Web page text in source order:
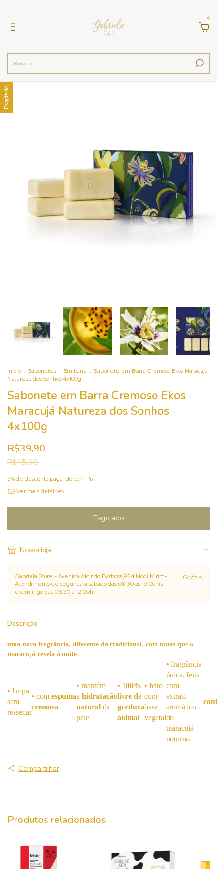
0
Esgotado
Início . Sabonetes . Em barra . Sabonete em Barra Cremoso Ekos Maracujá
Natureza dos Sonhos 4x100g
Sabonete em Barra Cremoso Ekos
Maracujá Natureza dos Sonhos
4x100g
R$39,90
R$45,90
3% de desconto pagando com Pix
Ver mais detalhes
Nossa loja
Gabriela Store - Avenida Alcindo Barbosa,924,Mogi Mirim-
Atendimento de segunda a sábado das 08:30 às 19:00hrs
e domingo das 08:30 à 12:00h
Grátis
Descrição
uma nova fragrância, diferente da tradicional. com notas que o
maracujá revela à noite.
• limpa
sem
ressecar
• com espuma
cremosa
• mantém
a hidratação
natural da
pele
• 100%
livre de
gordura
animal
• feito
com
base
vegetal
• fragrância
única, feita
com
extrato
aromático
do
maracujá
noturno.
Compartilhar
Produtos relacionados